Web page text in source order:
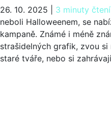
26. 10. 2025 3 minuty čtení
neboli Halloweenem, se
kampaně. Známé i méně
strašidelných grafik, zvou
staré tváře, nebo si